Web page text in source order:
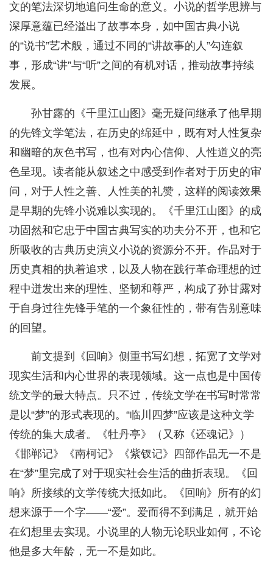
文的笔法深切地追问生命的意义。小说的哲学思辨与
深厚意蕴已经溢出了故事本身，如中国古典小说
的“说书”艺术般，通过不同的“讲故事的人”勾连叙
事，形成“讲”与“听”之间的有机对话，推动故事持续
发展。
孙甘露的《千里江山图》毫无疑问继承了他早期
的先锋文学笔法，在历史的绵延中，既有对人性复杂
和幽暗的灰色书写，也有对内心信仰、人性道义的亮
色呈现。读者能从叙述之中感受到作者对于历史的审
问，对于人性之善、人性美的礼赞，这样的阅读效果
是早期的先锋小说难以实现的。《千里江山图》的成
功固然和它忠于中国古典写实的功夫分不开，也和它
所吸收的古典历史演义小说的资源分不开。作品对于
历史真相的执着追求，以及人物在践行革命理想的过
程中迸发出来的理性、坚韧和尊严，构成了孙甘露对
于自身过往先锋手笔的一个象征性的，带有告别意味
的回望。
前文提到《回响》侧重书写幻想，拓宽了文学对
现实生活和内心世界的表现领域。这一点也是中国传
统文学的最大特点。只不过，传统文学在书写时常常
是以“梦”的形式表现的。“临川四梦”应该是这种文学
传统的集大成者。《牡丹亭》（又称《还魂记》）
《邯郸记》《南柯记》《紫钗记》四部作品无一不是
在“梦”里完成了对于现实社会生活的曲折表现。《回
响》所接续的文学传统大抵如此。《回响》所有的幻
想来源于一个字——“爱”。爱而得不到满足，就开始
在幻想里去实现。小说里的人物无论职业如何，不论
他是多大年龄，无一不是如此。